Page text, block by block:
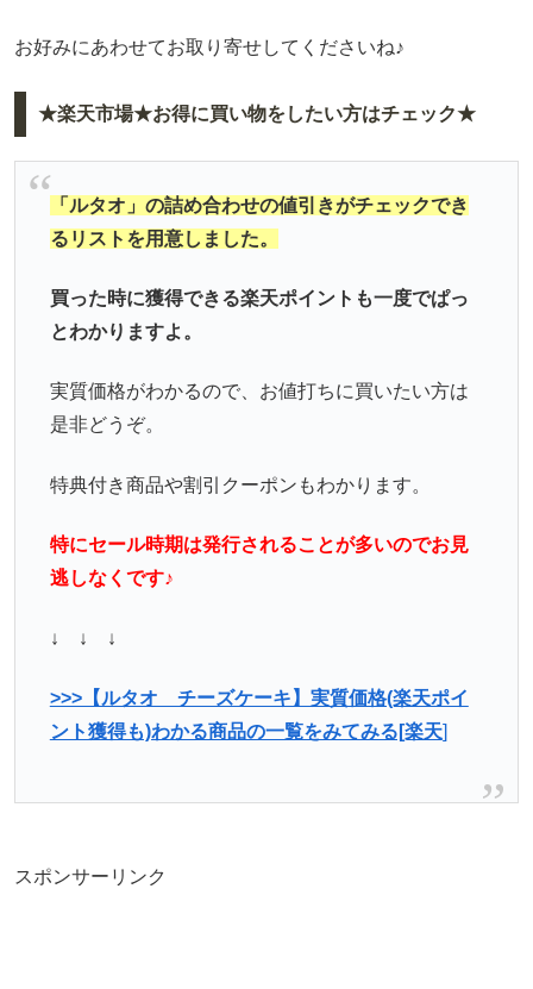
お好みにあわせてお取り寄せしてくださいね♪
★楽天市場★お得に買い物をしたい方はチェック★
「ルタオ」の詰め合わせの値引きがチェックでき
るリストを用意しました。
買った時に獲得できる楽天ポイントも一度でぱっ
とわかりますよ。
実質価格がわかるので、お値打ちに買いたい方は
是非どうぞ。
特典付き商品や割引クーポンもわかります。
特にセール時期は発行されることが多いのでお見
逃しなくです♪
↓ ↓ ↓
>>>【ルタオ チーズケーキ】実質価格(楽天ポイ
ント獲得も)わかる商品の一覧をみてみる[楽天]
スポンサーリンク